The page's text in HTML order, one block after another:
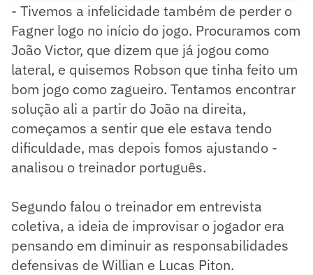
- Tivemos a infelicidade também de perder o
Fagner logo no início do jogo. Procuramos com
João Victor, que dizem que já jogou como
lateral, e quisemos Robson que tinha feito um
bom jogo como zagueiro. Tentamos encontrar
solução ali a partir do João na direita,
começamos a sentir que ele estava tendo
dificuldade, mas depois fomos ajustando -
analisou o treinador português.
Segundo falou o treinador em entrevista
coletiva, a ideia de improvisar o jogador era
pensando em diminuir as responsabilidades
defensivas de Willian e Lucas Piton.